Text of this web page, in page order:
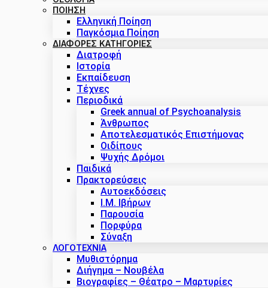
ΠΟΙΗΣΗ
Ελληνική Ποίηση
Παγκόσμια Ποίηση
ΔΙΑΦΟΡΕΣ ΚΑΤΗΓΟΡΙΕΣ
Διατροφή
Ιστορία
Εκπαίδευση
Τέχνες
Περιοδικά
Greek annual of Psychoanalysis
Άνθρωπος
Αποτελεσματικός Επιστήμονας
Οιδίπους
Ψυχής Δρόμοι
Παιδικά
Πρακτoρεύσεις
Αυτοεκδόσεις
Ι.Μ. Ιβήρων
Παρουσία
Πορφύρα
Σύναξη
ΛΟΓΟΤΕΧΝΙΑ
Μυθιστόρημα
Διήγημα – Νουβέλα
Βιογραφίες – Θέατρο – Μαρτυρίες